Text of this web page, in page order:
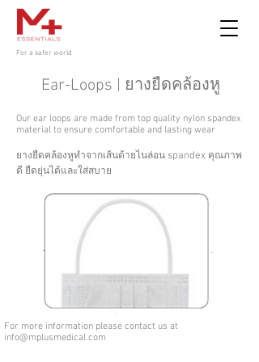
For a safer world
Ear-Loops | ยางยืดคล้องหู
Our ear loops are made from top quality nylon spandex
material to ensure comfortable and lasting wear
ยางยืดคล้องหูทำจากเส้นด้ายไนล่อน spandex คุณภาพ
ดี ยืดยุ่นได้และใส่สบาย
For more information please contact us at
info@mplusmedical.com